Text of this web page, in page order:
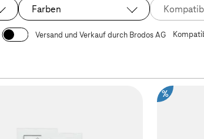
Farben
Versand und Verkauf durch Brodos AG
%